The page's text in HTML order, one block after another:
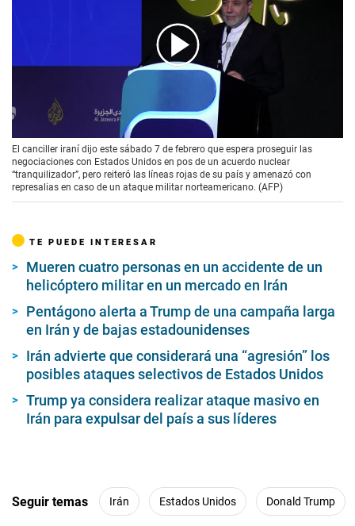
00:00/02:04
El canciller iraní dijo este sábado 7 de febrero que espera proseguir las
negociaciones con Estados Unidos en pos de un acuerdo nuclear
“tranquilizador”, pero reiteró las líneas rojas de su país y amenazó con
represalias en caso de un ataque militar norteamericano. (AFP)
TE PUEDE INTERESAR
Mueren cuatro personas en un accidente de un
helicóptero militar en un mercado en Irán
Pentágono alerta a Trump de una campaña larga
en Irán y de bajas estadounidenses
Irán advierte que considerará una “agresión” los
posibles ataques selectivos de Estados Unidos
Trump ya considera realizar ataque masivo en
Irán para expulsar del país a sus líderes
Seguir temas Irán Estados Unidos Donald Trump